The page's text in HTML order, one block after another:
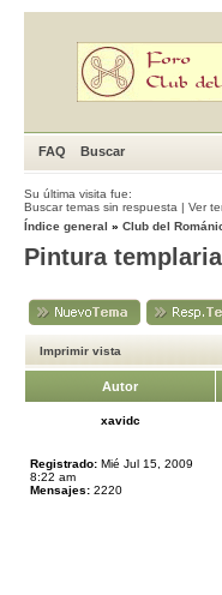
FAQ Buscar
Su última visita fue:
Buscar temas sin respuesta | Ver
Índice general » Club del
Pintura
Imprimir vista
Autor
xavidc
Registrado: Mié Jul 15, 2009
8:22 am
Mensajes: 2220